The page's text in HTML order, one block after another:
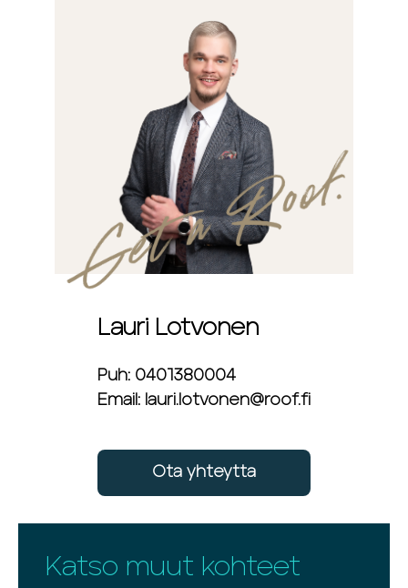
Lauri Lotvonen
Puh: 0401380004
Email: lauri.lotvonen@roof.fi
Ota yhteytta
Katso muut kohteet